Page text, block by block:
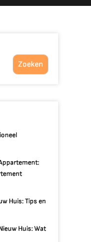
Zoeken
Huis: Tips en
Huis: Wat